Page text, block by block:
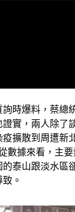
時爆料，蔡總
實，兩人除了
擴散到周遭新
數據來看，主
泰山跟淡水區